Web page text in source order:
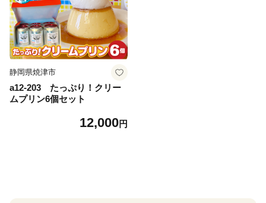
静岡県焼津市
a12-203 たっぷり！クリー
ムプリン6個セット
12,000円